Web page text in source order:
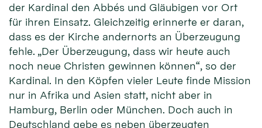
der Kardinal den Abbés und Gläubigen vor Ort
für ihren Einsatz. Gleichzeitig erinnerte er daran,
dass es der Kirche andernorts an Überzeugung
fehle. „Der Überzeugung, dass wir heute auch
noch neue Christen gewinnen können“, so der
Kardinal. In den Köpfen vieler Leute finde Mission
nur in Afrika und Asien statt, nicht aber in
Hamburg, Berlin oder München. Doch auch in
Deutschland gebe es neben überzeugten